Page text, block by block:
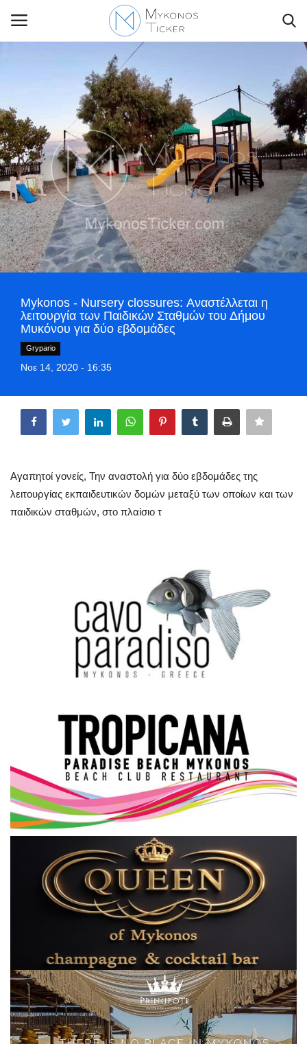
Contact Us
Politique
Business
Travel
World
Greece
Entertainment
Mykonos
Sport
Science & Tech
Aegean Islands
Cost Of Living Crisis
Opinion + Analysis
L’Art des Sens
Local Elections 2023
Elections 2023
Γλώσσα
Ελληνικά English
Mykonos - Nursery clossures: Αναστέλλεται η
λειτουργία των Παιδικών Σταθμών του Δήμου
Μυκόνου για δύο εβδομάδες
Grypario
Νοε 14, 2020 - 16:35
Αγαπητοί γονείς, Την αναστολή για δύο εβδομάδες της
λειτουργίας εκπαιδευτικών δομών μεταξύ των οποίων και των
παιδικών σταθμών, στο πλαίσιο τ